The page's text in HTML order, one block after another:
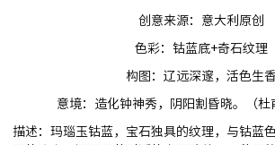
创意来源：意大利原创
色彩：钴蓝底+奇石纹理
构图：辽远深邃，活色生
意境：造化钟神秀，阴阳割昏晓。（杜
描述：玛瑙玉钴蓝，宝石独具的纹理，与钴蓝